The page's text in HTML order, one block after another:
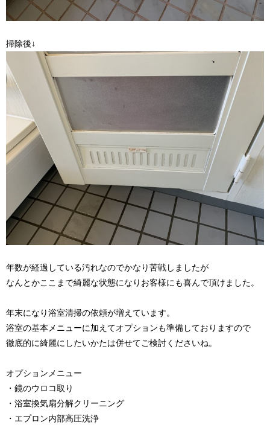
掃除後↓
年数が経過している汚れなのでかなり苦戦しましたが
なんとかここまで綺麗な状態になりお客様にも喜んで頂けました。
年末になり浴室清掃の依頼が増えています。
浴室の基本メニューに加えてオプションも準備しておりますので
徹底的に綺麗にしたいかたは併せてご検討くださいね。
オプションメニュー
・鏡のウロコ取り
・浴室換気扇分解クリーニング
・エプロン内部高圧洗浄